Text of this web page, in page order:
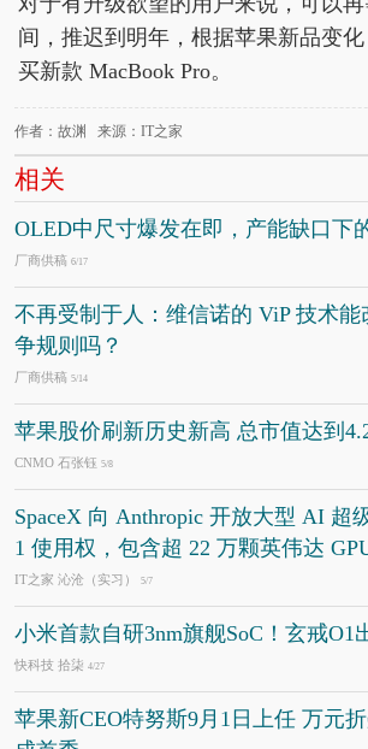
间，推迟到明年，根据苹果新品变
买新款 MacBook Pro。
作者：故渊 来源：IT之家
相关
OLED中尺寸爆发在即，产能缺口下
厂商供稿 6/17
不再受制于人：维信诺的 ViP 技术
争规则吗？
厂商供稿 5/14
苹果股价刷新历史新高 总市值达到
CNMO 石张钰 5/8
SpaceX 向 Anthropic 开放大型 AI 超
1 使用权，包含超 22 万颗英伟达
IT之家 沁沧（实习） 5/7
小米首款自研3nm旗舰SoC！玄戒O1
快科技 拾柒 4/27
苹果新CEO特努斯9月1日上任 万元